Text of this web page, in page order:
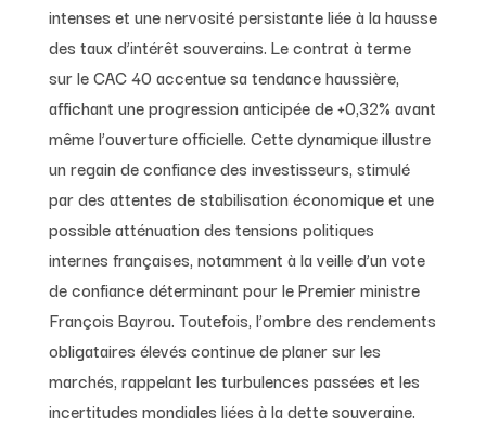
intenses et une nervosité persistante liée à la hausse
des taux d’intérêt souverains. Le contrat à terme
sur le CAC 40 accentue sa tendance haussière,
affichant une progression anticipée de +0,32% avant
même l’ouverture officielle. Cette dynamique illustre
un regain de confiance des investisseurs, stimulé
par des attentes de stabilisation économique et une
possible atténuation des tensions politiques
internes françaises, notamment à la veille d’un vote
de confiance déterminant pour le Premier ministre
François Bayrou. Toutefois, l’ombre des rendements
obligataires élevés continue de planer sur les
marchés, rappelant les turbulences passées et les
incertitudes mondiales liées à la dette souveraine.